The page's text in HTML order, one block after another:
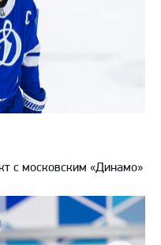
с московским «Динамо»